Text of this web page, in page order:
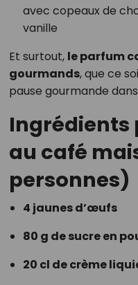
avec copeaux de
vanille
Et surtout, le parfum
gourmands, que ce
pause gourmande
Ingrédients
au café
personnes)
4 jaunes d’œufs
80 g de sucre en
20 cl de crème